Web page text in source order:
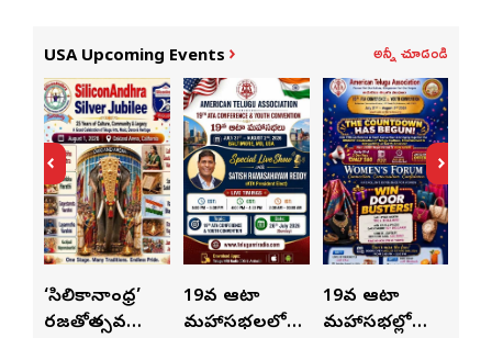
USA Upcoming Events అన్నీ చూడండి
‘సిలికానాంధ్ర’
రజతోత్సవ
19వ ఆటా
మహాసభలలో
19వ ఆటా
మహాసభల్లో